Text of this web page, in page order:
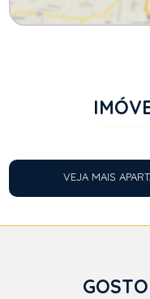
VEJA MAIS